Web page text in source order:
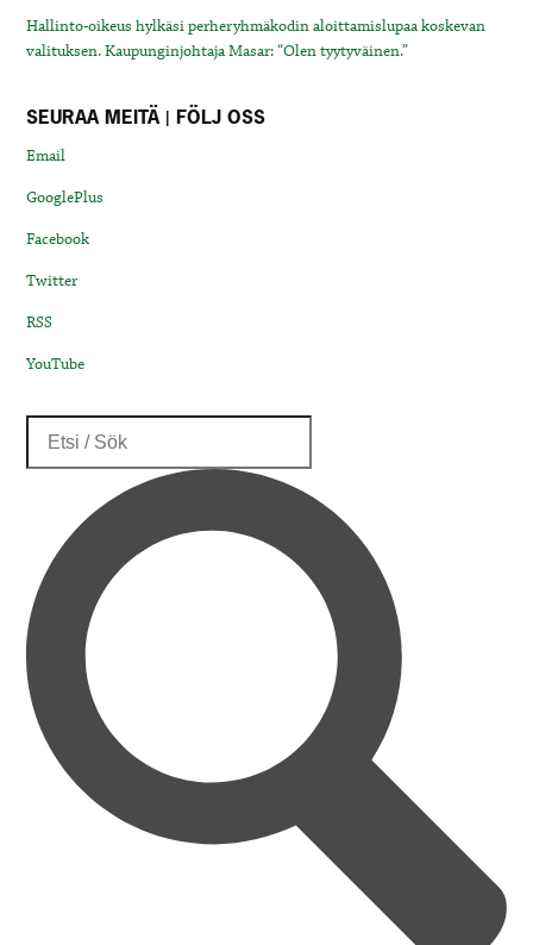
Hallinto-oikeus hylkäsi perheryhmäkodin aloittamislupaa koskevan
valituksen. Kaupunginjohtaja Masar: “Olen tyytyväinen.”
SEURAA MEITÄ | FÖLJ OSS
Email
GooglePlus
Facebook
Twitter
RSS
YouTube